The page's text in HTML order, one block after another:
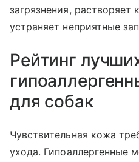
загрязнения,
устраняет неприятные
Рейтинг
для собак
Чувствительная кожа
ухода. Гипоаллергенные